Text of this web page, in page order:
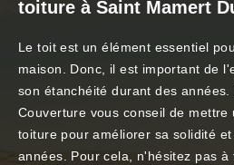
toiture à Saint Mamert
Le toit est un élément essentiel
maison. Donc, il est important de
son étanchéité durant des années.
Couverture vous conseil de
toiture pour améliorer sa solidité
années. Pour cela, n'hésitez pas à